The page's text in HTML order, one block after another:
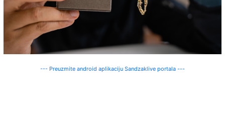
--- Preuzmite android aplikaciju Sandzaklive portala ---